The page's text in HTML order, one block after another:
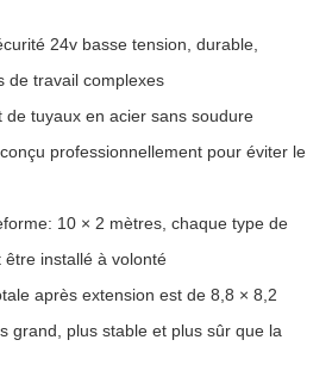
24v basse tension, durable,
de travail complexes
tuyaux en acier sans soudure
professionnellement pour éviter le
10 × 2 mètres, chaque type de
installé à volonté
après extension est de 8,8 × 8,2
grand, plus stable et plus sûr que la